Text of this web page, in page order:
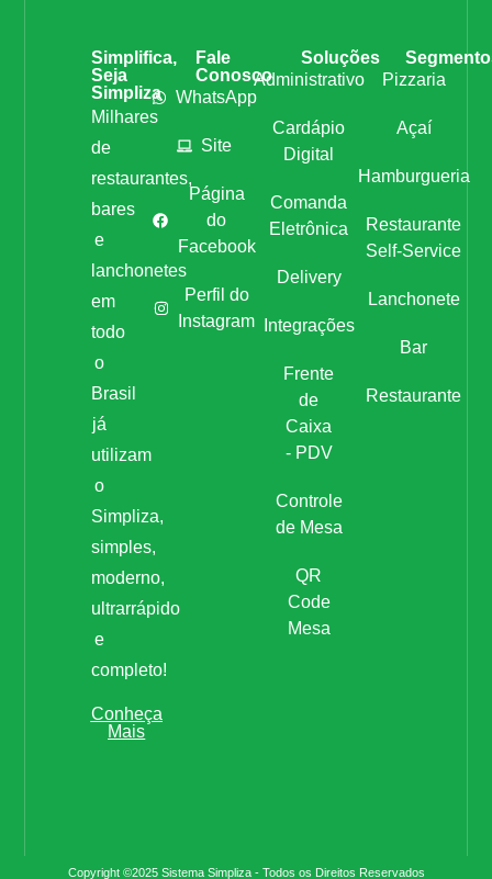
Simplifica,
Seja
Simpliza
Milhares
de
restaurantes,
bares
e
lanchonetes
em
todo
o
Brasil
já
utilizam
o
Simpliza,
simples,
moderno,
ultrarrápido
e
completo!
Conheça
Mais
Fale
Conosco
WhatsApp
Site
Página
do
Facebook
Perfil do
Instagram
Soluções
Administrativo
Cardápio
Digital
Comanda
Eletrônica
Delivery
Integrações
Frente
de
Caixa
- PDV
Controle
de Mesa
QR
Code
Mesa
Pizzaria
Açaí
Hamburgueria
Restaurante
Self-Service
Lanchonete
Bar
Restaurante
Copyright ©2025 Sistema Simpliza - Todos os Direitos Reservados